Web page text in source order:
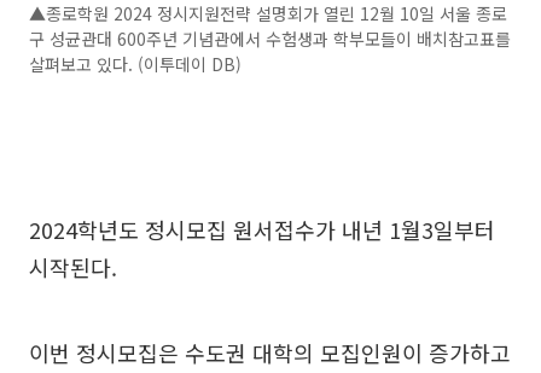
▲종로학원 2024 정시지원전략 설명회가 열린 12월 10일 서울 종로
구 성균관대 600주년 기념관에서 수험생과 학부모들이 배치참고표를
살펴보고 있다. (이투데이 DB)
2024학년도 정시모집 원서접수가 내년 1월3일부터
시작된다.
이번 정시모집은 수도권 대학의 모집인원이 증가하고